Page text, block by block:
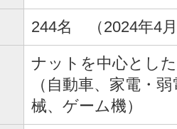
244名 （2024年4
ナットを中心とし
（自動車、家電・
械、ゲーム機）